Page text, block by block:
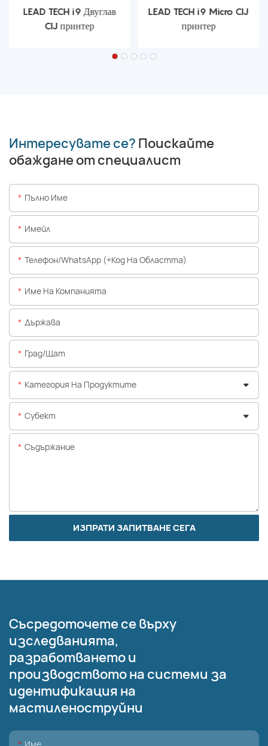
LEAD TECH i9 Двуглав
CIJ принтер
LEAD TECH i9 Micro CIJ
принтер
Интересувате се? Поискайте
обаждане от специалист
Пълно Име
Имейл
Телефон/WhatsApp (+Код На Областта)
Име На Компанията
Държава
Град/щат
Категория На Продуктите
Субект
Съдържание
ИЗПРАТИ ЗАПИТВАНЕ СЕГА
Съсредоточете се върху
изследванията,
разработването и
производството на системи за
идентификация на
мастиленоструйни
Име